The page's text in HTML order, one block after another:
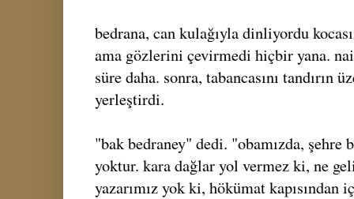
bedrana, can kulağıyla dinliyordu
ama gözlerini çevirmedi hiçbir yana.
süre daha. sonra, tabancasını tandırın
yerleştirdi.
"bak bedraney" dedi. "obamızda, şehre
yoktur. kara dağlar yol vermez ki, ne
yazarımız yok ki, hökümat kapısından